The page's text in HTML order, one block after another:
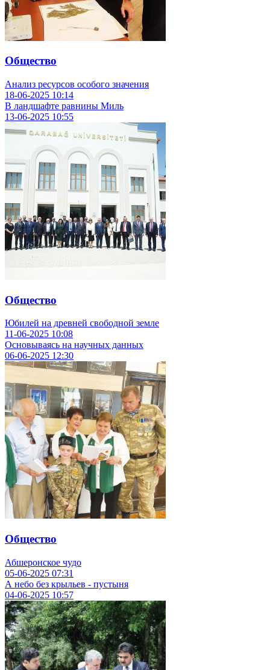
Общество
Анализ ресурсов особого значения
18-06-2025 10:14
В ландшафте равнины Миль
13-06-2025 10:55
Общество
Юбилей на древней свободной земле
11-06-2025 10:08
Основываясь на научных данных
06-06-2025 12:30
Общество
Абшеронское чудо
05-06-2025 07:31
А небо без крыльев - пустыня
04-06-2025 10:57